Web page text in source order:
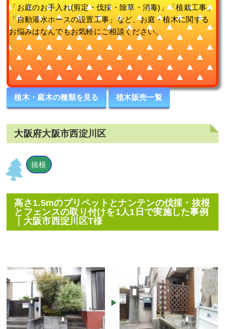
「お庭のお手入れ(剪定・伐採・除草・消毒)」「植栽工事」
「自動灌水ホースの設置工事」など、お庭・植木に関する
お悩みはなんでもお気軽にご相談ください。
植木・庭木の種類を見る 植木販売一覧
大阪府大阪市西淀川区
抜根
高さ1.5mのプリペットとナンテンの伐採・抜根
とフェンスの取り付けを1人1日で実施した事例
｜大阪市西淀川区T様